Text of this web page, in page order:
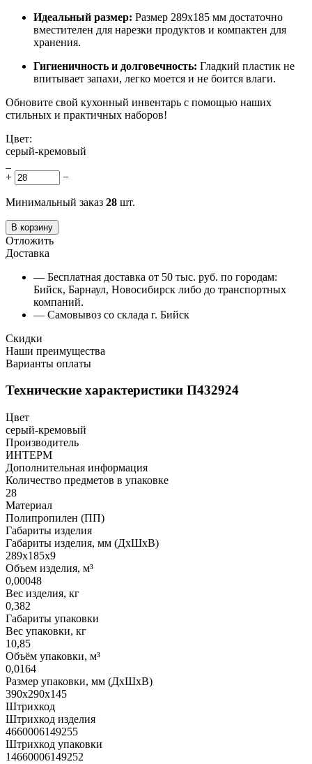
Идеальный размер: Размер 289x185 мм достаточно
вместителен для нарезки продуктов и компактен для
хранения.
Гигиеничность и долговечность: Гладкий пластик не
впитывает запахи, легко моется и не боится влаги.
Обновите свой кухонный инвентарь с помощью наших
стильных и практичных наборов!
Цвет:
серый-кремовый
+ −
Минимальный заказ 28 шт.
В корзину
Отложить
Доставка
— Бесплатная доставка от 50 тыс. руб. по городам:
Бийск, Барнаул, Новосибирск либо до транспортных
компаний.
— Самовывоз со склада г. Бийск
Скидки
Наши преимущества
Варианты оплаты
Технические характеристики П432924
Цвет
серый-кремовый
Производитель
ИНТЕРМ
Дополнительная информация
Количество предметов в упаковке
28
Материал
Полипропилен (ПП)
Габариты изделия
Габариты изделия, мм (ДхШхВ)
289х185х9
Объем изделия, м³
0,00048
Вес изделия, кг
0,382
Габариты упаковки
Вес упаковки, кг
10,85
Объём упаковки, м³
0,0164
Размер упаковки, мм (ДхШхВ)
390х290х145
Штрихкод
Штрихкод изделия
4660006149255
Штрихкод упаковки
14660006149252